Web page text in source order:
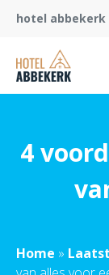
hotel abbekerk
4
Home »